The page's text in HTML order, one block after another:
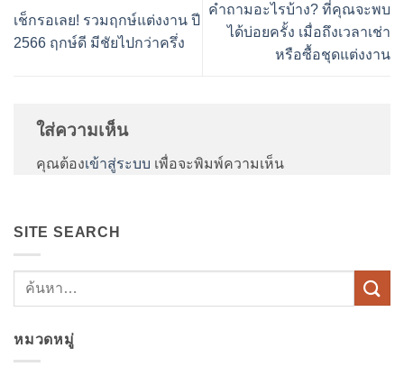
เช็กรอเลย! รวมฤกษ์แต่งงาน ปี
2566 ฤกษ์ดี มีชัยไปกว่าครึ่ง
คำถามอะไรบ้าง? ที่คุณจะพบ
ได้บ่อยครั้ง เมื่อถึงเวลาเช่า
หรือซื้อชุดแต่งงาน
ใส่ความเห็น
คุณต้องเข้าสู่ระบบ เพื่อจะพิมพ์ความเห็น
SITE SEARCH
หมวดหมู่